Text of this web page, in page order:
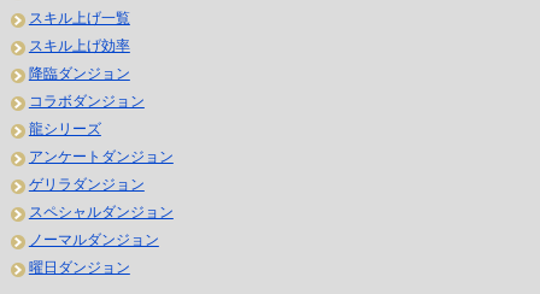
スキル上げ一覧
スキル上げ効率
降臨ダンジョン
コラボダンジョン
龍シリーズ
アンケートダンジョン
ゲリラダンジョン
スペシャルダンジョン
ノーマルダンジョン
曜日ダンジョン